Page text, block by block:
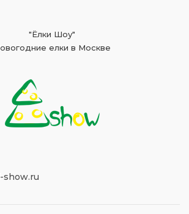
"Ёлки Шоу"
елки в Москве
show.ru